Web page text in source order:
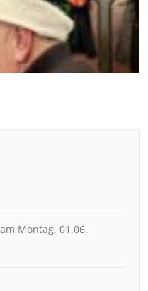
Montag, 01.06.